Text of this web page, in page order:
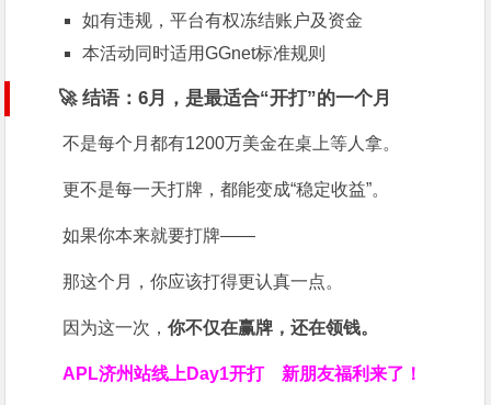
如有违规，平台有权冻结账户及资金
本活动同时适用GGnet标准规则
🚀 结语：6月，是最适合“开打”的一个月
不是每个月都有1200万美金在桌上等人拿。
更不是每一天打牌，都能变成“稳定收益”。
如果你本来就要打牌——
那这个月，你应该打得更认真一点。
因为这一次，你不仅在赢牌，还在领钱。
APL济州站线上Day1开打新朋友福利来了！